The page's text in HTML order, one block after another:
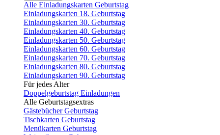
Alle Einladungskarten Geburtstag
Einladungskarten 18. Geburtstag
Einladungskarten 30. Geburtstag
Einladungskarten 40. Geburtstag
Einladungskarten 50. Geburtstag
Einladungskarten 60. Geburtstag
Einladungskarten 70. Geburtstag
Einladungskarten 80. Geburtstag
Einladungskarten 90. Geburtstag
Für jedes Alter
Doppelgeburtstag Einladungen
Alle Geburtstagsextras
Gästebücher Geburtstag
Tischkarten Geburtstag
Menükarten Geburtstag